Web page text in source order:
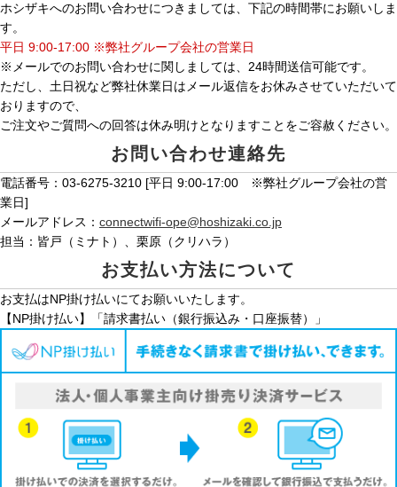
ホシザキへのお問い合わせにつきましては、下記の時間帯にお願いしま
す。
平日 9:00-17:00 ※弊社グループ会社の営業日
※メールでのお問い合わせに関しましては、24時間送信可能です。
ただし、土日祝など弊社休業日はメール返信をお休みさせていただいて
おりますので、
ご注文やご質問への回答は休み明けとなりますことをご容赦ください。
お問い合わせ連絡先
電話番号：03-6275-3210 [平日 9:00-17:00 ※弊社グループ会社の営
業日]
メールアドレス： connectwifi-ope@hoshizaki.co.jp
担当：皆戸（ミナト）、栗原（クリハラ）
お支払い方法について
お支払はNP掛け払いにてお願いいたします。
【NP掛け払い】「請求書払い（銀行振込み・口座振替）」